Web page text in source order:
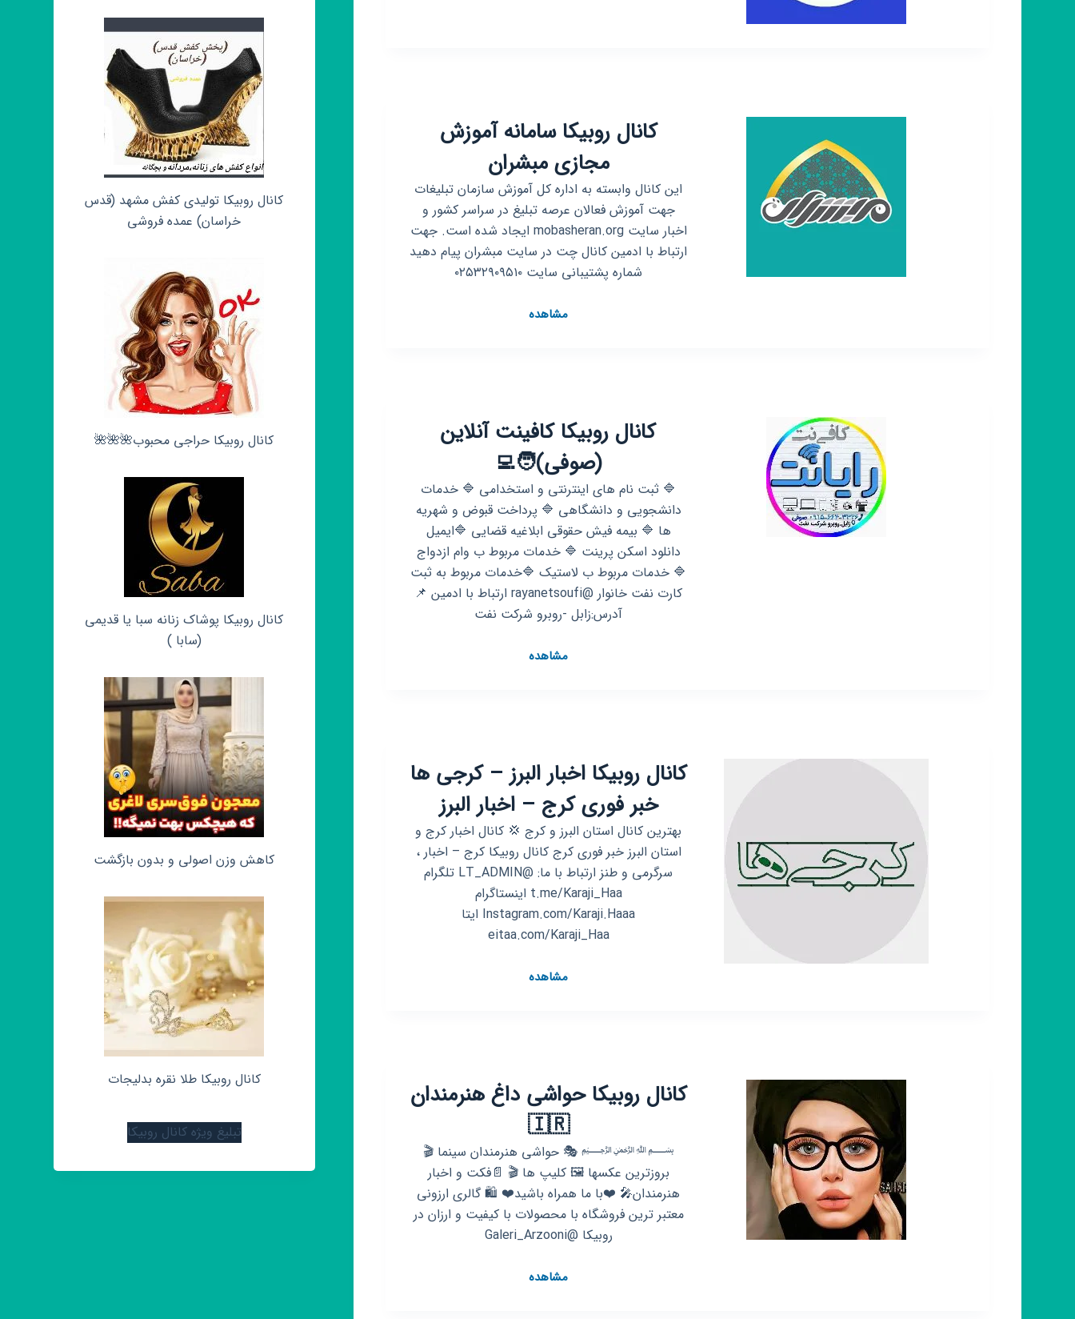
کانال روبیکا سامانه آموزش
مجازی مبشران
این کانال وابسته به اداره کل آموزش سازمان تبلیغات
جهت آموزش فعالان عرصه تبلیغ در سراسر کشور و
اخبار سایت mobasheran.org ایجاد شده است. جهت
ارتباط با ادمین کانال چت در سایت مبشران پیام دهید
شماره پشتیبانی سایت ۰۲۵۳۲۹۰۹۵۱۰
مشاهدهکانال
کانال روبیکا کافینت آنلاین
(صوفی)🧑‍💻
🔷 ثبت نام های اینترنتی و استخدامی 🔷 خدمات
دانشجویی و دانشگاهی 🔷 پرداخت قبوض و شهریه
ها 🔷 بیمه فیش حقوقی ابلاغیه قضایی 🔷ایمیل
دانلود اسکن پرینت 🔷 خدمات مربوط ب وام ازدواج
🔷 خدمات مربوط ب لاستیک 🔷خدمات مربوط به ثبت
کارت نفت خانوار @rayanetsoufi ارتباط با ادمین 📌
آدرس:زابل -روبرو شرکت نفت
مشاهدهکانال
کانال روبیکا اخبار البرز – کرجی ها
خبر فوری کرج – اخبار البرز
بهترین کانال استان البرز و کرج 💢 کانال اخبار کرج و
استان البرز خبر فوری کرج کانال روبیکا کرج – اخبار ،
سرگرمی و طنز ارتباط با ما: @LT_ADMIN تلگرام
t.me/Karaji_Haa اینستاگرام
Instagram.com/Karaji.Haaa ایتا
eitaa.com/Karaji_Haa
مشاهدهکانال
ها
خبر
فوری
کرج
–
اخبار
البرز
کانال روبیکا حواشی داغ هنرمندان
🇮🇷
﷽ 🎭 حواشی هنرمندان سینما 🎬
بروزترين عكسها 🖼 كليپ ها 🎬 📄فكت و اخبار
هنرمندان🎤 ❤️با ما همراه باشید❤️ 🛍 گالری ارزونی
معتبر ترین فروشگاه با محصولات با کیفیت و ارزان در
روبیکا @Galeri_Arzooni
مشاهدهکانال
کانال روبیکا تولیدی کفش مشهد (قدس
خراسان) عمده فروشی
کانال روبیکا حراجی محبوب🌺🌺🌺
کانال روبیکا پوشاک زنانه سبا یا قدیمی
(سابا )
کاهش وزن اصولی و بدون بازگشت
کانال روبیکا طلا نقره بدلیجات
تبلیغ ویژه کانال روبیکا